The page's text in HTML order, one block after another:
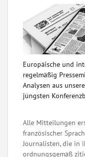
Europäische und
regelmäßig
Analysen aus
jüngsten
Alle Mitteilungen
französischer
Journalisten, die in
ordnungsgemäß